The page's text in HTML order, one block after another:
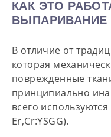
КАК ЭТО
ВЫПАРИВАНИЕ
В отличие от
которая
поврежденные
принципиально
всего используются
Er,Cr:YSGG).